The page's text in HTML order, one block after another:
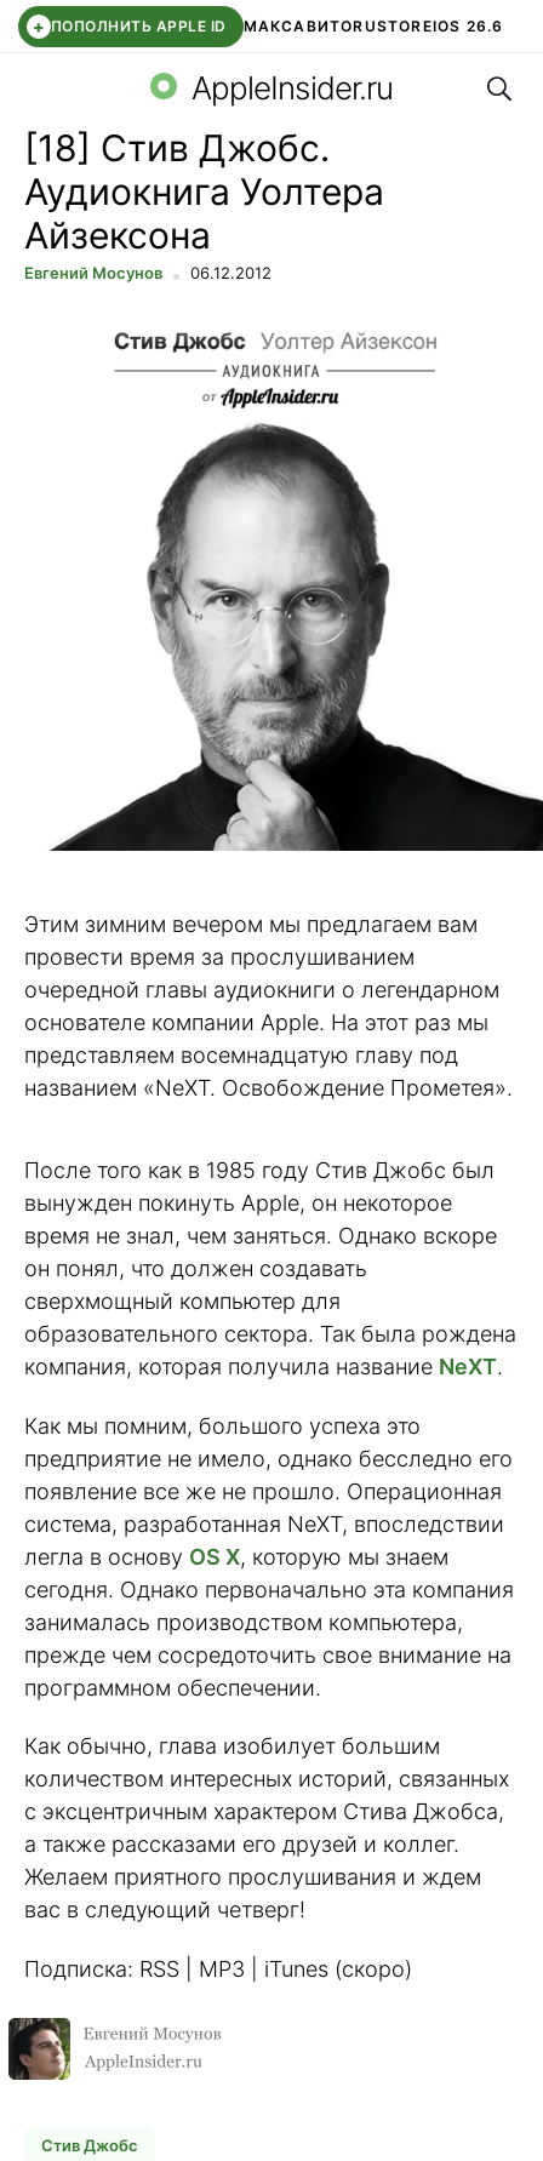
+ ПОПОЛНИТЬ APPLE ID МАКСАВИТОRUSTOREIOS 26.6
СБЕР КИДС ВТБ ОНЛАЙН ЧАТ В ROBLOX
AppleInsider.ru
[18] Стив Джобс.
Аудиокнига Уолтера
Айзексона
Евгений Мосунов 06.12.2012
Этим зимним вечером мы предлагаем вам
провести время за прослушиванием
очередной главы аудиокниги о легендарном
основателе компании Apple. На этот раз мы
представляем восемнадцатую главу под
названием «NeXT. Освобождение Прометея».
После того как в 1985 году Стив Джобс был
вынужден покинуть Apple, он некоторое
время не знал, чем заняться. Однако вскоре
он понял, что должен создавать
сверхмощный компьютер для
образовательного сектора. Так была рождена
компания, которая получила название NeXT.
Как мы помним, большого успеха это
предприятие не имело, однако бесследно его
появление все же не прошло. Операционная
система, разработанная NeXT, впоследствии
легла в основу OS X, которую мы знаем
сегодня. Однако первоначально эта компания
занималась производством компьютера,
прежде чем сосредоточить свое внимание на
программном обеспечении.
Как обычно, глава изобилует большим
количеством интересных историй, связанных
с эксцентричным характером Стива Джобса,
а также рассказами его друзей и коллег.
Желаем приятного прослушивания и ждем
вас в следующий четверг!
Подписка: RSS | MP3 | iTunes (скоро)
Стив Джобс